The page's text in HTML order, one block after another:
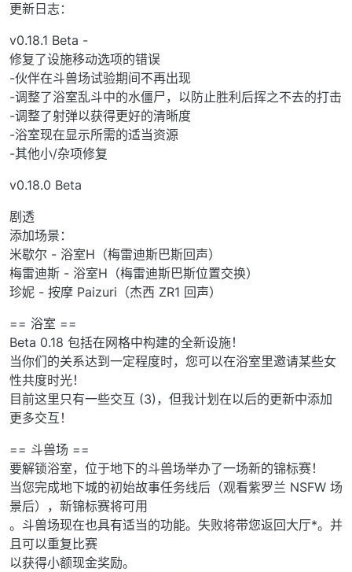
更新日志：
v0.18.1 Beta -
修复了设施移动选项的错误
-伙伴在斗兽场试验期间不再出现
-调整了浴室乱斗中的水僵尸，以防止胜利后挥之不去的打击
-调整了射弹以获得更好的清晰度
-浴室现在显示所需的适当资源
-其他小/杂项修复
v0.18.0 Beta
剧透
添加场景：
米歇尔 - 浴室H（梅雷迪斯巴斯回声）
梅雷迪斯 - 浴室H（梅雷迪斯巴斯位置交换）
珍妮 - 按摩 Paizuri（杰西 ZR1 回声）
== 浴室 ==
Beta 0.18 包括在网格中构建的全新设施！
当你们的关系达到一定程度时，您可以在浴室里邀请某些女
性共度时光！
目前这里只有一些交互 (3)，但我计划在以后的更新中添加
更多交互！
== 斗兽场 ==
要解锁浴室，位于地下的斗兽场举办了一场新的锦标赛！
当您完成地下城的初始故事任务线后（观看紫罗兰 NSFW 场
景后），新锦标赛将可用
。斗兽场现在也具有适当的功能。失败将带您返回大厅*。并
且可以重复比赛
以获得小额现金奖励。